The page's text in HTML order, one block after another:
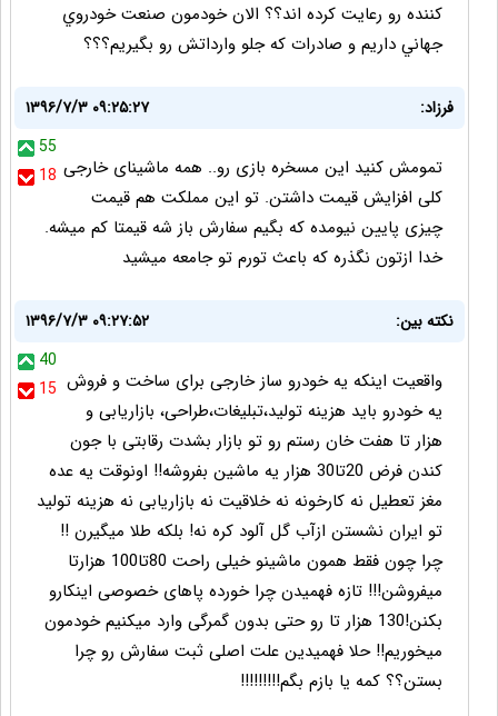
كننده رو رعايت كرده اند؟؟ الان خودمون صنعت خودروي
جهاني داريم و صادرات كه جلو وارداتش رو بگيريم؟؟؟
فرزاد:
۱۳۹۶/۷/۳ ۰۹:۲۵:۲۷
55
18 تمومش کنید این مسخره بازی رو.. همه ماشینای خارجی
کلی افزایش قیمت داشتن. تو این مملکت هم قیمت
چیزی پایین نیومده که بگیم سفارش باز شه قیمتا کم میشه.
خدا ازتون نگذره که باعث تورم تو جامعه میشید
نکته بین:
۱۳۹۶/۷/۳ ۰۹:۲۷:۵۲
40
15 واقعیت اینکه یه خودرو ساز خارجی برای ساخت و فروش
یه خودرو باید هزینه تولید،تبلیغات،طراحی، بازاریابی و
هزار تا هفت خان رستم رو تو بازار بشدت رقابتی با جون
کندن فرض 20تا30 هزار یه ماشین بفروشه!! اونوقت یه عده
مغز تعطیل نه کارخونه نه خلاقیت نه بازاریابی نه هزینه تولید
تو ایران نشستن ازآب گل آلود کره نه! بلکه طلا میگیرن !!
چرا چون فقط همون ماشینو خیلی راحت 80تا100 هزارتا
میفروشن!!! تازه فهمیدن چرا خورده پاهای خصوصی اینکارو
بکنن!130 هزار تا رو حتی بدون گمرگی وارد میکنیم خودمون
میخوریم!! حلا فهمیدین علت اصلی ثبت سفارش رو چرا
بستن؟؟ کمه یا بازم بگم!!!!!!!!!